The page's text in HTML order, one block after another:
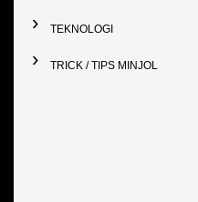
TEKNOLOGI
TRICK / TIPS MINJOL